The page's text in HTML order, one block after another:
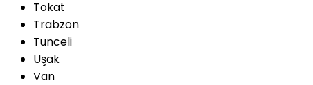
Tokat
Trabzon
Tunceli
Uşak
Van